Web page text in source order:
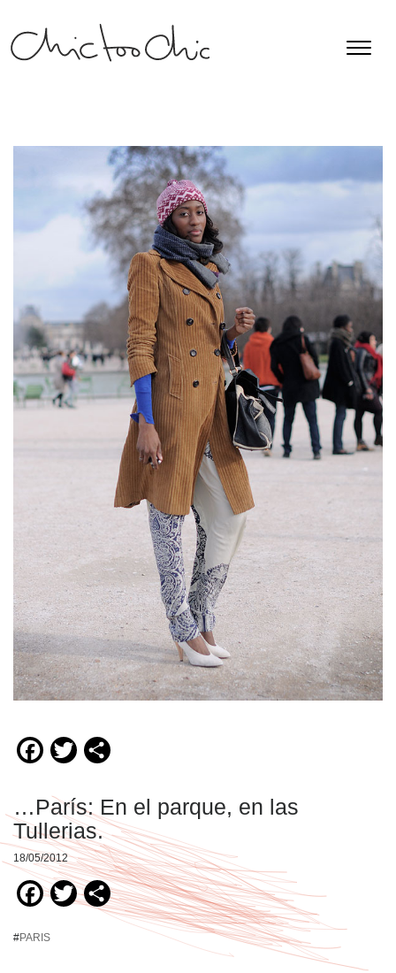
Facebook
Twitter
…París: En el parque, en las
Tullerias.
18/05/2012
Facebook
TwitterCompartir
#PARIS